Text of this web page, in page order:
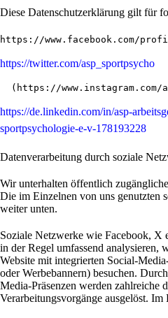
Diese Datenschutzerklärung gilt für
https://www.facebook.com/
https://twitter.com/asp_sportpsycho
  (
https://www.instagram.com/
https://de.linkedin.com/in/asp-
sportpsychologie-e-v-178193228
Datenverarbeitung durch soziale
Wir unterhalten öffentlich
Die im Einzelnen von uns genutzten
weiter unten.
Soziale Netzwerke wie Facebook, X
in der Regel umfassend analysieren,
Website mit integrierten Social-
oder Werbebannern) besuchen.
Media-Präsenzen werden zahlreiche
Verarbeitungsvorgänge ausgelöst. Im